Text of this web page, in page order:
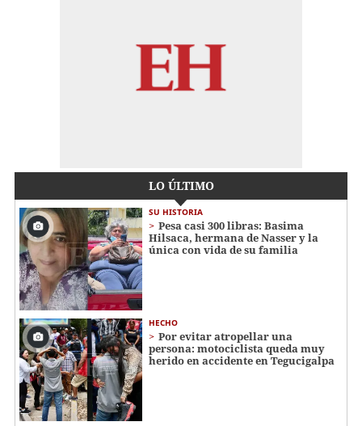
LO ÚLTIMO
SU HISTORIA
Pesa casi 300 libras: Basima
Hilsaca, hermana de Nasser y la
única con vida de su familia
HECHO
Por evitar atropellar una
persona: motociclista queda muy
herido en accidente en Tegucigalpa